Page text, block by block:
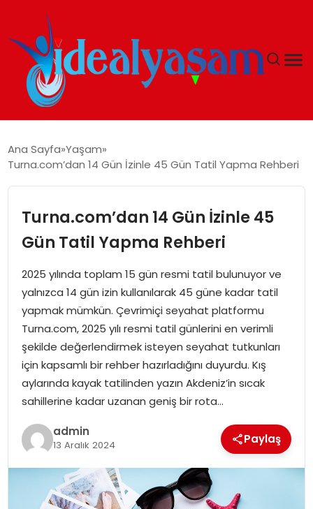
EKONOMI
İDEAL YAŞAM
İDEAL SPOR
YAŞAM
MAGAZIN
SAĞLIK
SOSYAL HABER
Ana Sayfa Yaşam
Turna.com’dan 14 Gün İzinle 45 Gün Tatil Yapma Rehberi
Turna.com’dan 14 Gün İzinle 45
Gün Tatil Yapma Rehberi
2025 yılında toplam 15 gün resmi tatil bulunuyor ve
yalnızca 14 gün izin kullanılarak 45 güne kadar tatil
yapmak mümkün. Çevrimiçi seyahat platformu
Turna.com, 2025 yılı resmi tatil günlerini en verimli
şekilde değerlendirmek isteyen seyahat tutkunları
için kapsamlı bir rehber hazırladığını duyurdu. Kış
aylarında kayak tatilinden yazın Akdeniz’in sıcak
sahillerine kadar uzanan geniş bir rota…
admin
13 Aralık 2024 Paylaş